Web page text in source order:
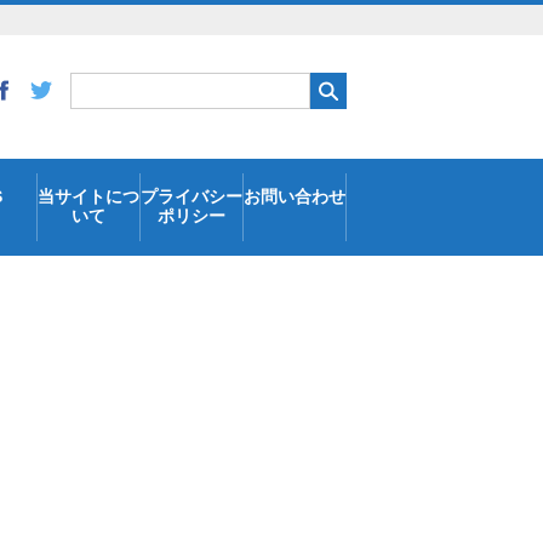
当サイトにつ
いて
プライバシー
ポリシー
お問い合わせ